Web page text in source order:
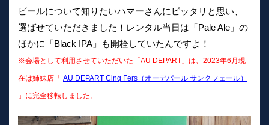
ビールについて知りたいハマーさんにピッタリと思い、
選ばせていただきました！レンタル当日は「Pale Ale」の
ほかに「Black IPA」も開栓していたんですよ！
※会場として利用させていただいた「AU DEPART」は、2023年6月現
在は姉妹店「 AU DEPART Cinq Fers（オーデパール サンクフェール）
」に完全移転しました。